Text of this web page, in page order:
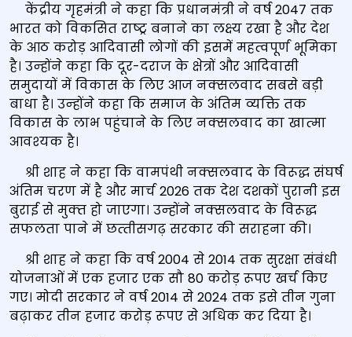
केंद्रीय गृहमंत्री ने कहा कि प्रधानमंत्री ने वर्ष 2047 तक
भारत को विकसित राष्‍ट्र बनाने का लक्ष्‍य रखा है और देश
के आठ करोड़ आदिवासी लोगों की इसमें महत्‍वपूर्ण भूमिका
है। उन्‍होंने कहा कि दूर-दराज के क्षेत्रों और आदिवासी
समुदायों में विकास के लिए आज नक्‍सलवाद सबसे बड़ी
बाधा है। उन्‍होंने कहा कि समाज के अंतिम व्‍यक्ति तक
विकास के लाभ पहुंचाने के लिए नक्‍सलवाद का खात्‍मा
आवश्‍यक है।
श्री शाह ने कहा कि वामपंथी नक्‍सलवाद के विरूद्ध संघर्ष
अंतिम चरण में है और मार्च 2026 तक देश दशकों पुरानी इस
बुराई से मुक्‍त हो जाएगा। उन्‍होंने नक्‍सलवाद के विरूद्ध
सफलता पाने में छत्‍तीसगढ़ सरकार की सराहना की।
श्री शाह ने कहा कि वर्ष 2004 से 2014 तक सुरक्षा संबंधी
योजनाओं में एक हजार एक सौ 80 करोड़ रूपए खर्च किए
गए। मोदी सरकार ने वर्ष 2014 से 2024 तक इसे तीन गुना
बढ़ाकर तीन हजार करोड़ रूपए से अधिक कर दिया है।